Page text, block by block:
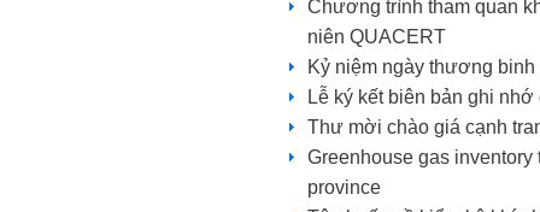
Chương trình tham quan
niên QUACERT
Kỷ niệm ngày thương binh
Lễ ký kết biên bản ghi
Thư mời chào giá cạnh
Greenhouse gas
province